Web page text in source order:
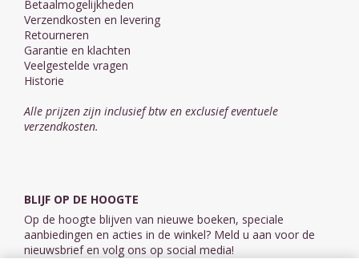
Betaalmogelijkheden
Verzendkosten en levering
Retourneren
Garantie en klachten
Veelgestelde vragen
Historie
Alle prijzen zijn inclusief btw en exclusief eventuele
verzendkosten.
BLIJF OP DE HOOGTE
Op de hoogte blijven van nieuwe boeken, speciale
aanbiedingen en acties in de winkel? Meld u aan voor de
nieuwsbrief en volg ons op social media!